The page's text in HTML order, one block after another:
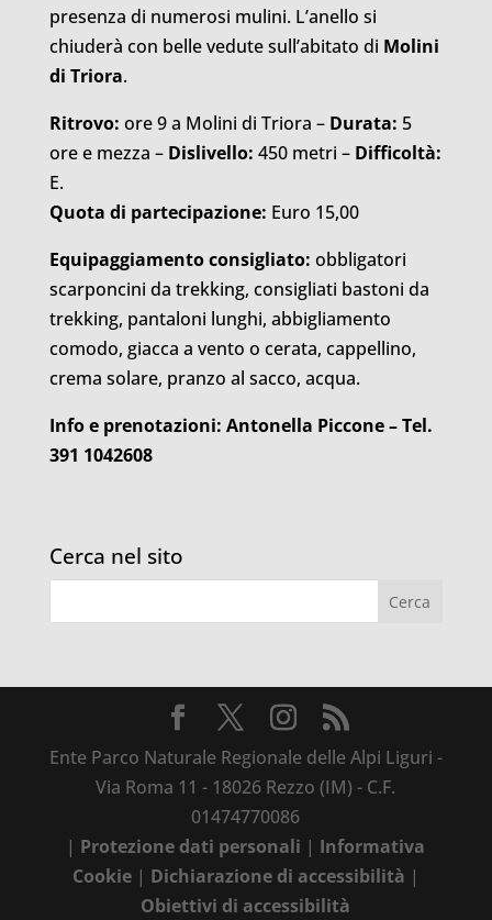
presenza di numerosi mulini. L’anello si
chiuderà con belle vedute sull’abitato di Molini
di Triora.
Ritrovo: ore 9 a Molini di Triora – Durata: 5
ore e mezza – Dislivello: 450 metri – Difficoltà:
E.
Quota di partecipazione: Euro 15,00
Equipaggiamento consigliato: obbligatori
scarponcini da trekking, consigliati bastoni da
trekking, pantaloni lunghi, abbigliamento
comodo, giacca a vento o cerata, cappellino,
crema solare, pranzo al sacco, acqua.
Info e prenotazioni: Antonella Piccone – Tel.
391 1042608
Cerca nel sito
Ente Parco Naturale Regionale delle Alpi Liguri -
Via Roma 11 - 18026 Rezzo (IM) - C.F.
01474770086
| Protezione dati personali | Informativa
Cookie| Dichiarazione di accessibilità |
Obiettivi di accessibilità